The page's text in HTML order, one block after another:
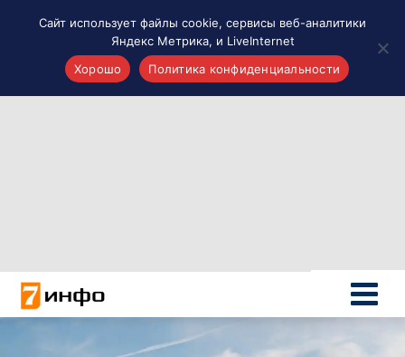
Новости России
Политика
Новости мира
Все материалы 7инфо
Сайт использует файлы cookie, сервисы веб-аналитики
Яндекс Метрика, и LiveInternet
Хорошо
Политика конфиденциальности